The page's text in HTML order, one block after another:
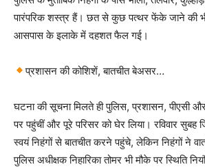
पारंपरिक शस्त्र हैं। छत से कुछ पत्थर फेंके जाने की
आसपास के इलाके में दहशत फैल गई।
प्रशासन की कोशिशें, बातचीत बेअसर…
घटना की सूचना मिलते ही पुलिस, प्रशासन, पीएसी
पर पहुंचीं और पूरे परिसर को घेर लिया। रविवार सुबह
स्वयं निहंगों से बातचीत करने पहुंचे, लेकिन निहंगों ने
पुलिस अधीक्षक निहारिका तोमर भी मौके पर स्थिति